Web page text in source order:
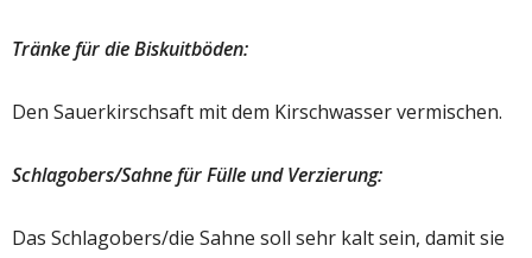
Tränke für die Biskuitböden:
Den Sauerkirschsaft mit dem Kirschwasser vermischen.
Schlagobers/Sahne für Fülle und Verzierung:
Das Schlagobers/die Sahne soll sehr kalt sein, damit sie